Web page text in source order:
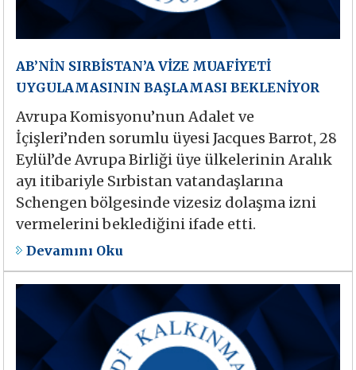
AB’NİN SIRBİSTAN’A VİZE MUAFİYETİ
UYGULAMASININ BAŞLAMASI BEKLENİYOR
Avrupa Komisyonu’nun Adalet ve
İçişleri’nden sorumlu üyesi Jacques Barrot, 28
Eylül’de Avrupa Birliği üye ülkelerinin Aralık
ayı itibariyle Sırbistan vatandaşlarına
Schengen bölgesinde vizesiz dolaşma izni
vermelerini beklediğini ifade etti.
Devamını Oku